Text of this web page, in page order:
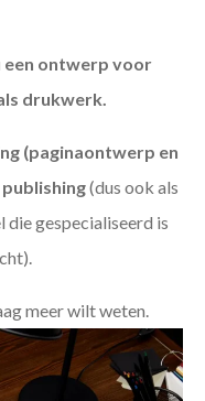
een ontwerp voor
drukwerk.
(paginaontwerp en
(dus ook als
die gespecialiseerd is
meer wilt weten.